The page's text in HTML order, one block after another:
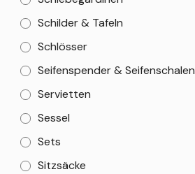
Schilder & Tafeln
Schlösser
Seifenspender & Seifenschalen
Servietten
Sessel
Sets
Sitzsäcke